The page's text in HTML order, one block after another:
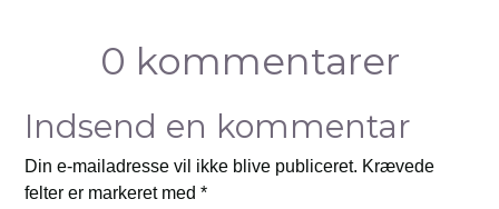
0 kommentarer
Indsend en kommentar
Din e-mailadresse vil ikke blive publiceret. Krævede
felter er markeret med*